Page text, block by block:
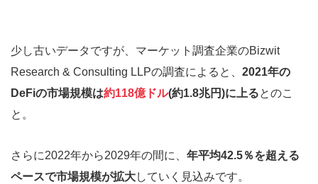
少し古いデータですが、マーケット調査企業のBizwit
Research & Consulting LLPの調査によると、 2021年の
DeFiの市場規模は約118億ドル(約1.8兆円)に上るとのこ
と。
さらに2022年から2029年の間に、 年平均42.5％を超える
ペースで市場規模が拡大していく見込みです。